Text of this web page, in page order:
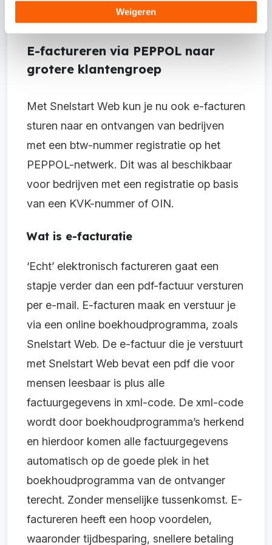
Weigeren
E-factureren via PEPPOL naar
grotere klantengroep
Met Snelstart Web kun je nu ook e-facturen
sturen naar en ontvangen van bedrijven
met een btw-nummer registratie op het
PEPPOL-netwerk. Dit was al beschikbaar
voor bedrijven met een registratie op basis
van een KVK-nummer of OIN.
Wat is e-facturatie
‘Echt’ elektronisch factureren gaat een
stapje verder dan een pdf-factuur versturen
per e-mail. E-facturen maak en verstuur je
via een online boekhoudprogramma, zoals
Snelstart Web. De e-factuur die je verstuurt
met Snelstart Web bevat een pdf die voor
mensen leesbaar is plus alle
factuurgegevens in xml-code. De xml-code
wordt door boekhoudprogramma’s herkend
en hierdoor komen alle factuurgegevens
automatisch op de goede plek in het
boekhoudprogramma van de ontvanger
terecht. Zonder menselijke tussenkomst. E-
factureren heeft een hoop voordelen,
waaronder tijdbesparing, snellere betaling